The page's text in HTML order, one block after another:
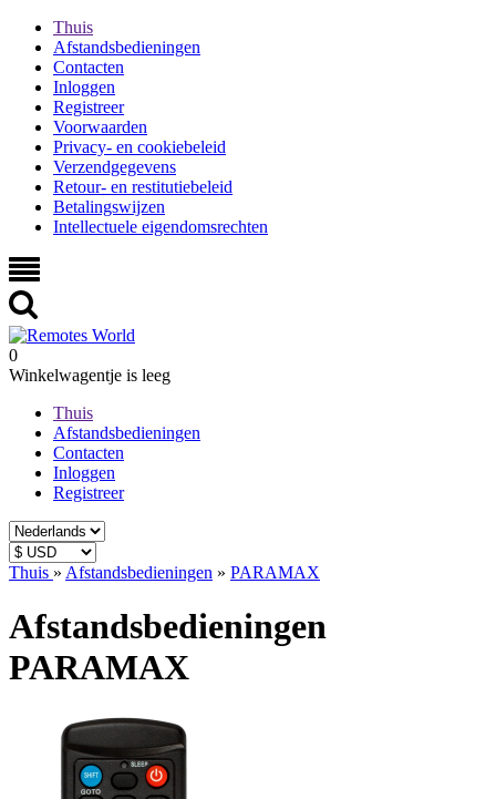
Thuis
Afstandsbedieningen
Contacten
Inloggen
Registreer
Voorwaarden
Privacy- en cookiebeleid
Verzendgegevens
Retour- en restitutiebeleid
Betalingswijzen
Intellectuele eigendomsrechten
0
Winkelwagentje is leeg
Thuis
Afstandsbedieningen
Contacten
Inloggen
Registreer
Thuis » Afstandsbedieningen » PARAMAX
Afstandsbedieningen
PARAMAX